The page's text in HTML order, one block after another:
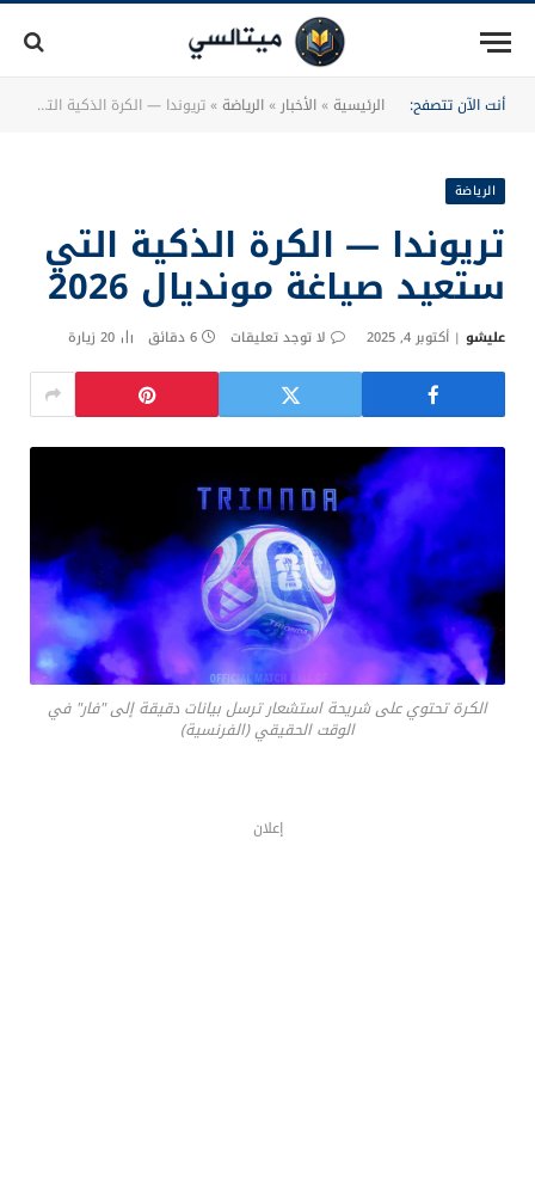
أنت الآن تتصفح: الرئيسية»الأخبار »الرياضة»تريوندا — الكرة الذكية التي ستعيد صياغة مونديال 2026
الرياضة
تريوندا — الكرة الذكية التي
ستعيد صياغة مونديال 2026
عليشو أكتوبر 4, 2025 لا توجد تعليقات 6 دقائق 20 زيارة
الكرة تحتوي على شريحة استشعار ترسل بيانات دقيقة إلى "فار" في
الوقت الحقيقي (الفرنسية)
إعلان